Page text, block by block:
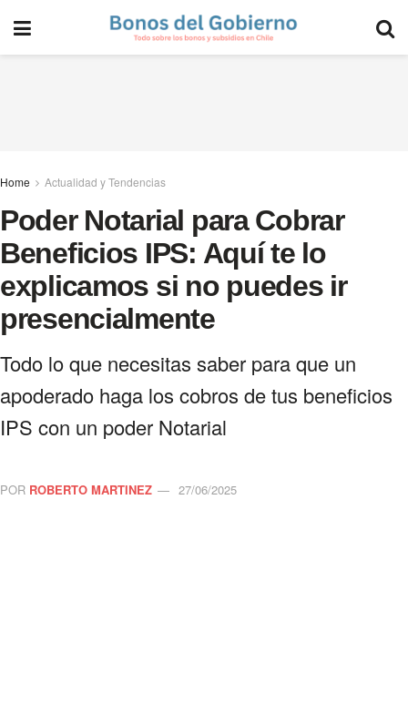
Home Actualidad y Tendencias
Poder Notarial para Cobrar
Beneficios IPS: Aquí te lo
explicamos si no puedes ir
presencialmente
Todo lo que necesitas saber para que un
apoderado haga los cobros de tus beneficios
IPS con un poder Notarial
POR ROBERTO MARTINEZ 27/06/2025